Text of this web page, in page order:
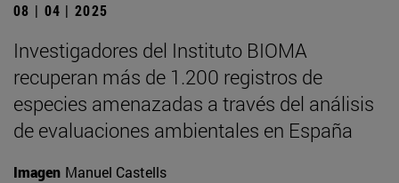
08 | 04 | 2025
Investigadores del Instituto BIOMA
recuperan más de 1.200 registros de
especies amenazadas a través del análisis
de evaluaciones ambientales en España
Imagen Manuel Castells